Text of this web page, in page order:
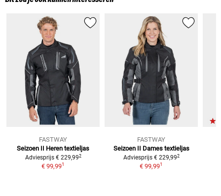
FASTWAY
Seizoen II Heren textieljas
Adviesprijs € 229,992
€ 99,991
FASTWAY
Seizoen II Dames textieljas
Adviesprijs € 229,992
€ 99,991